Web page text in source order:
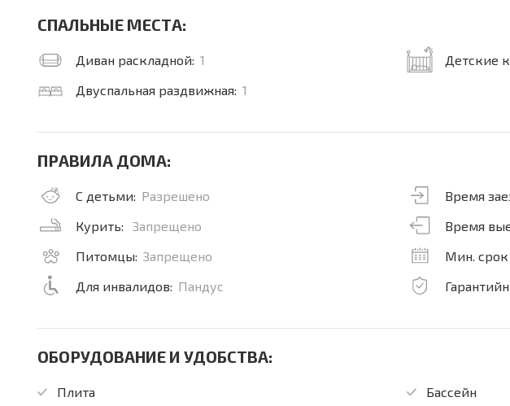
СПАЛЬНЫЕ МЕСТА:
Диван раскладной: 1
Двуспальная раздвижная: 1
Детские
ПРАВИЛА ДОМА:
С детьми: Разрешено
Курить:
Запрещено
Питомцы: Запрещено
Для инвалидов: Пандус
Время
Время
Мин.
ОБОРУДОВАНИЕ И УДОБСТВА:
Плита
Бассейн